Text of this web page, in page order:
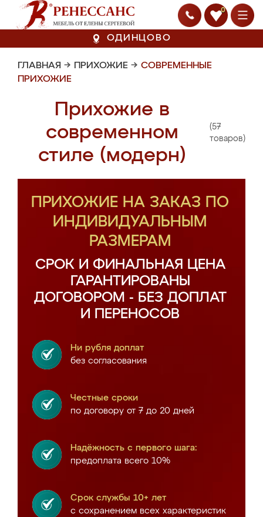
0
ОДИНЦОВО
ГЛАВНАЯ → ПРИХОЖИЕ → СОВРЕМЕННЫЕ
ПРИХОЖИЕ
Прихожие в
современном
стиле (модерн)
(57
товаров)
ПРИХОЖИЕ НА ЗАКАЗ ПО
ИНДИВИДУАЛЬНЫМ
РАЗМЕРАМ
СРОК И ФИНАЛЬНАЯ ЦЕНА
ГАРАНТИРОВАНЫ
ДОГОВОРОМ - БЕЗ ДОПЛАТ
И ПЕРЕНОСОВ
Ни рубля доплат
без согласования
Честные сроки
по договору от 7 до 20 дней
Надёжность с первого шага:
предоплата всего 10%
Срок службы 10+ лет
с сохранением всех характеристик